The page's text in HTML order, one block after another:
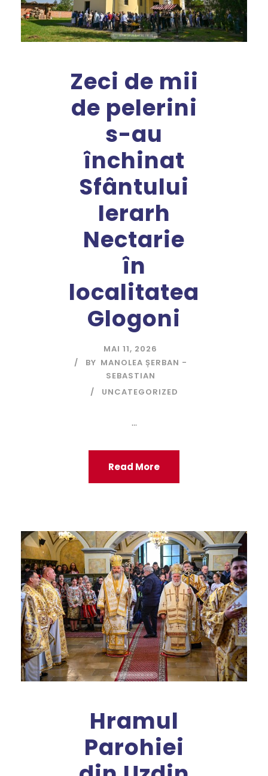
Zeci de mii
de pelerini
s-au
închinat
Sfântului
Ierarh
Nectarie
în
localitatea
Glogoni
MAI 11, 2026
BY MANOLEA ȘERBAN -
SEBASTIAN
UNCATEGORIZED
...
Read More
Hramul
Parohiei